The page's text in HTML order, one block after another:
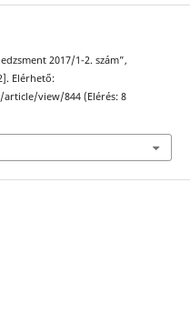
2017/1-2. szám”,
Elérhető:
view/844 (Elérés: 8